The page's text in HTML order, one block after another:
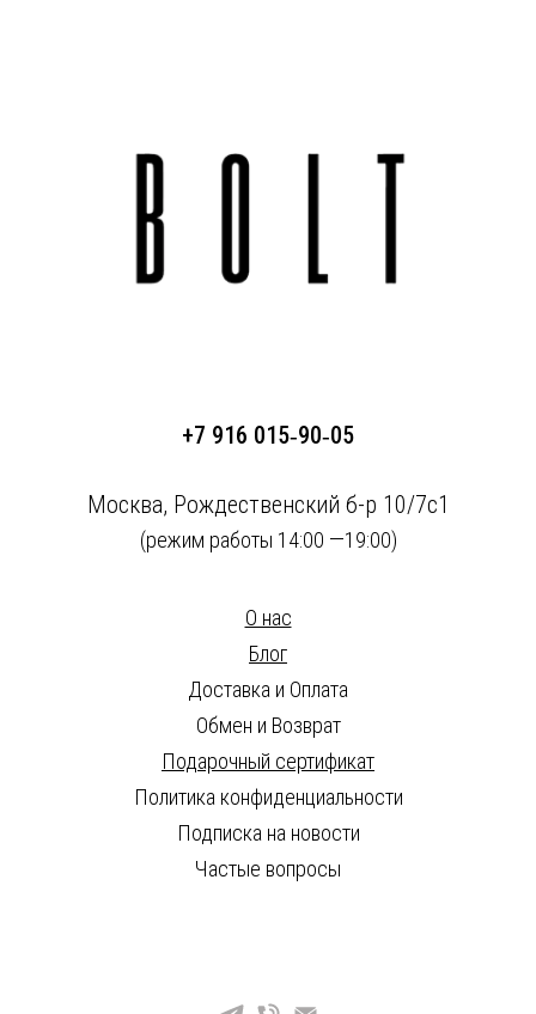
+7 916 015‑90‑05
Москва, Рождественский б-р 10/7с1
(режим работы 14:00 —19:00)
О нас
Блог
Доставка и Оплата
Обмен и Возврат
Подарочный сертификат
Политика конфиденциальности
Подписка на новости
Частые вопросы